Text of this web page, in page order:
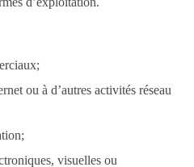
ou à d’autres activités réseau
visuelles ou